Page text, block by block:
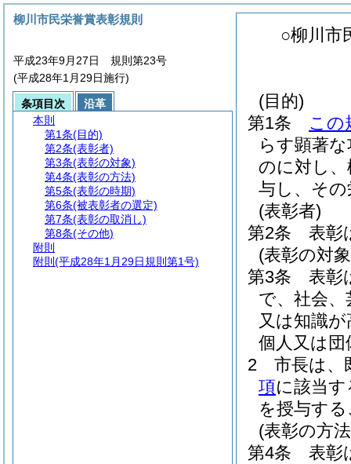
○柳川市
(目的)
第1条
この
らす顕著
のに対し
与し、そ
(表彰者)
第2条
表彰
(表彰の対
第3条
表彰
で、社会
又は知識
個人又は
2
市長は、
項に該当
を授与す
(表彰の方
第4条
表彰
柳川市民栄誉賞表彰規則
平成23年9月27日 規則第23号
(平成28年1月29日施行)
条項目次
沿革
本則
第1条(目的)
第2条(表彰者)
第3条(表彰の対象)
第4条(表彰の方法)
第5条(表彰の時期)
第6条(被表彰者の選定)
第7条(表彰の取消し)
第8条(その他)
附則
附則 (平成28年1月29日規則第1号)